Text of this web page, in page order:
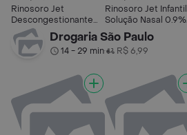
Rinosoro Jet
Descongestionante
Nasal 0.9% Farmasa
100ml
Rinosoro Jet Infantil
Solução Nasal 0.9%
Spray 100ml
Drogaria São Paulo
14 - 29 min• R$ 6,99